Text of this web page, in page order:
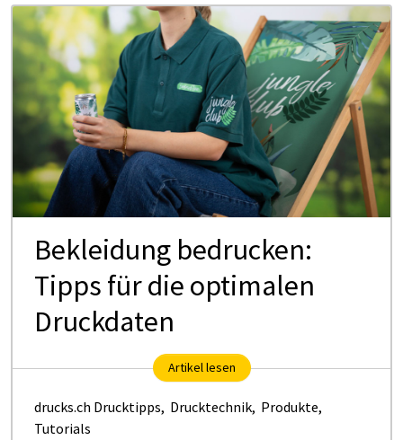
Be­klei­dung be­dru­cken:
Tipps für die op­ti­ma­len
Druck­da­ten
Artikel lesen
drucks.ch Drucktipps, Drucktechnik, Produkte,
Tutorials